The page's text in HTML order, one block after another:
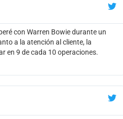
con Warren Bowie durante un
a la atención al cliente, la
en 9 de cada 10 operaciones.